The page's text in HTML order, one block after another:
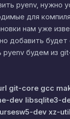
pyenv, нужно
для
нам уже
добавить
pyenv будем из
git-core gcc
dev libsqlite3-
dev xz-